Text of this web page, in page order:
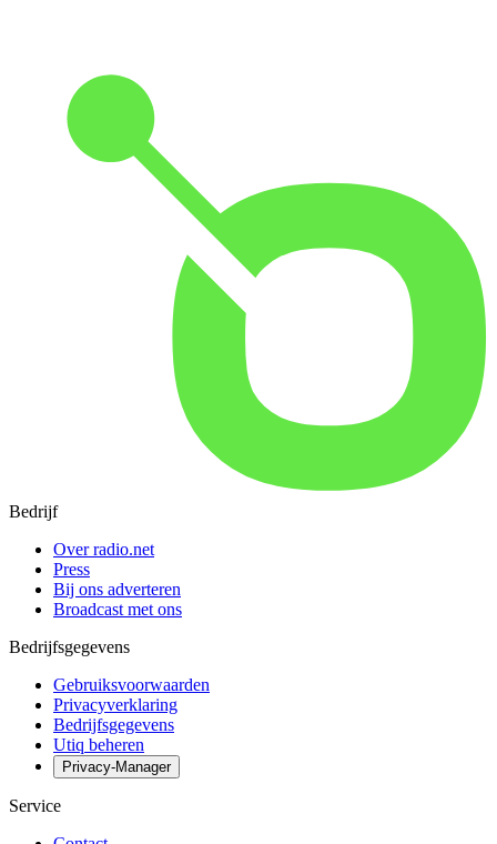
Bedrijf
Over radio.net
Press
Bij ons adverteren
Broadcast met ons
Bedrijfsgegevens
Gebruiksvoorwaarden
Privacyverklaring
Bedrijfsgegevens
Utiq beheren
Privacy-Manager
Service